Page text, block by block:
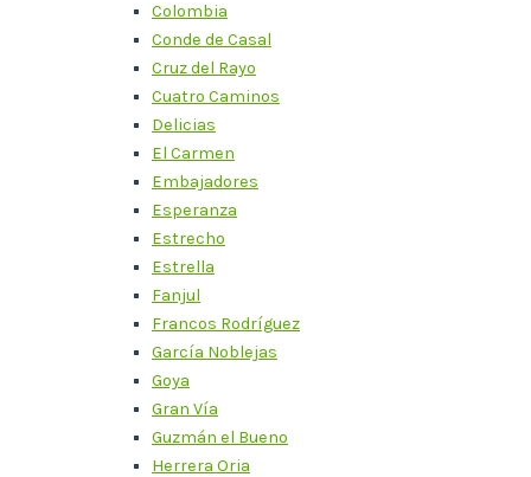
Colombia
Conde de Casal
Cruz del Rayo
Cuatro Caminos
Delicias
El Carmen
Embajadores
Esperanza
Estrecho
Estrella
Fanjul
Francos Rodríguez
García Noblejas
Goya
Gran Vía
Guzmán el Bueno
Herrera Oria